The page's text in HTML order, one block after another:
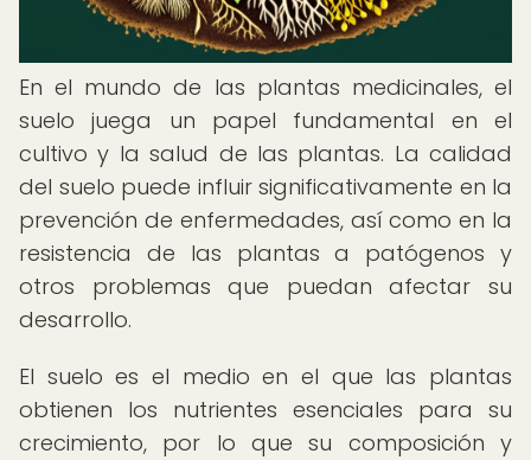
En el mundo de las plantas medicinales, el
suelo juega un papel fundamental en el
cultivo y la salud de las plantas. La calidad
del suelo puede influir significativamente en la
prevención de enfermedades, así como en la
resistencia de las plantas a patógenos y
otros problemas que puedan afectar su
desarrollo.
El suelo es el medio en el que las plantas
obtienen los nutrientes esenciales para su
crecimiento, por lo que su composición y